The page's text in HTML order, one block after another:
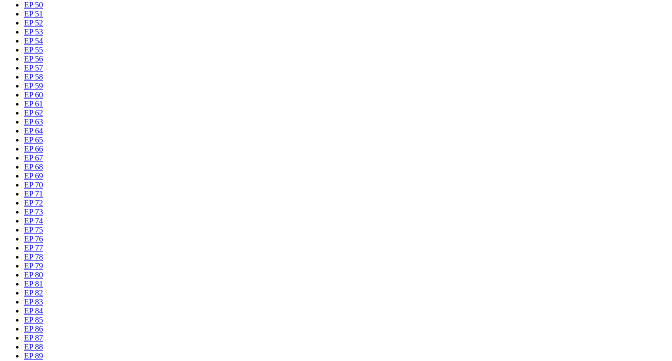
EP 50
EP 51
EP 52
EP 53
EP 54
EP 55
EP 56
EP 57
EP 58
EP 59
EP 60
EP 61
EP 62
EP 63
EP 64
EP 65
EP 66
EP 67
EP 68
EP 69
EP 70
EP 71
EP 72
EP 73
EP 74
EP 75
EP 76
EP 77
EP 78
EP 79
EP 80
EP 81
EP 82
EP 83
EP 84
EP 85
EP 86
EP 87
EP 88
EP 89